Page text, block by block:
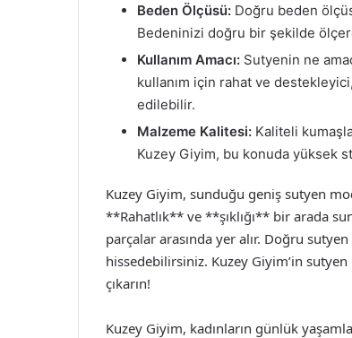
Beden Ölçüsü: Doğru beden
Bedeninizi doğru bir şekilde
Kullanım Amacı: Sutyenin ne
kullanım için rahat ve
edilebilir.
Malzeme Kalitesi: Kaliteli
Kuzey Giyim, bu konuda yüksek
Kuzey Giyim, sunduğu geniş sutyen
**Rahatlık** ve **şıklığı** bir arada
parçalar arasında yer alır. Doğru
hissedebilirsiniz. Kuzey Giyim’in
çıkarın!
Kuzey Giyim, kadınların günlük